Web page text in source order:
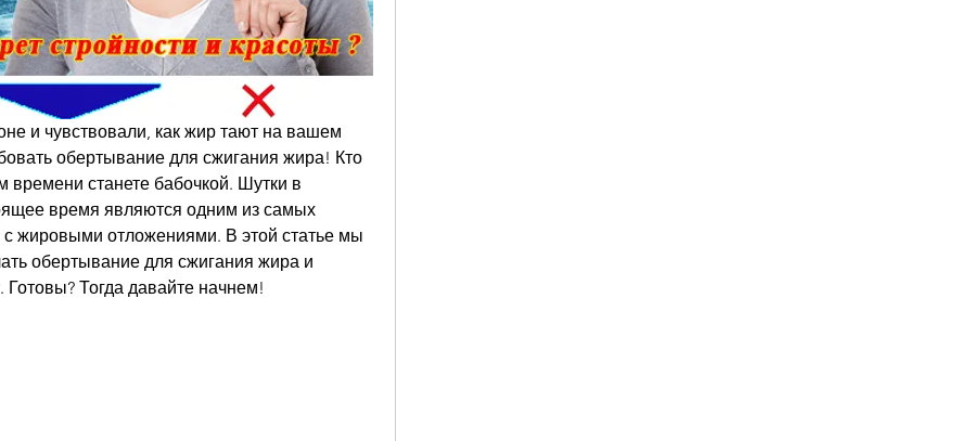
и чувствовали, как жир тают на вашем
обертывание для сжигания жира! Кто
времени станете бабочкой. Шутки в
время являются одним из самых
жировыми отложениями. В этой статье мы
обертывание для сжигания жира и
Готовы? Тогда давайте начнем!